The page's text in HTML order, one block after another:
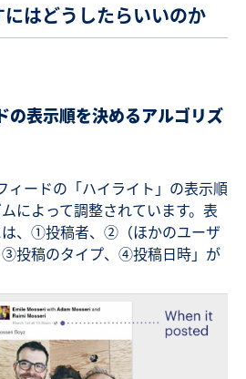
はどうしたらいいのか
の表示順を決めるアルゴリズ
ィードの「ハイライト」の表示順
によって調整されています。表
は、①投稿者、②（ほかのユーザ
③投稿のタイプ、④投稿日時」が